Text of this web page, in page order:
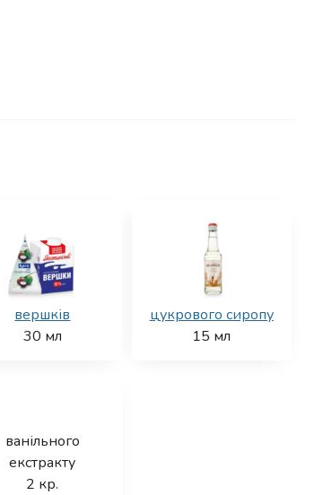
вершків
30 мл
цукрового сиропу
15 мл
ванільного
екстракту
2 кр.